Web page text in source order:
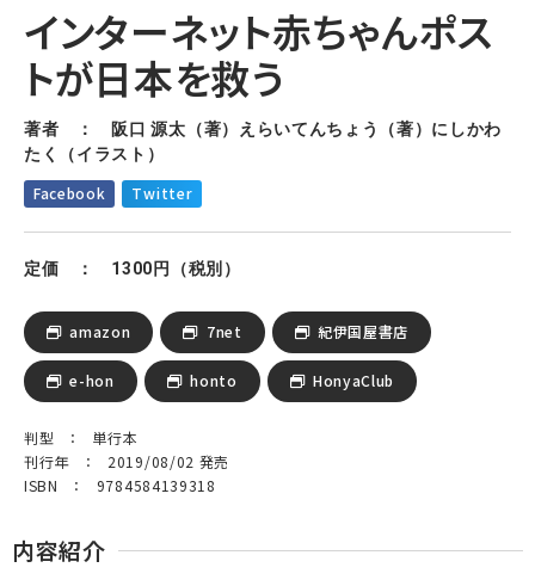
インターネット赤ちゃんポス
トが日本を救う
著者 ： 阪口 源太（著）えらいてんちょう（著）にしかわ
たく（イラスト）
Facebook Twitter
定価 ： 1300円（税別）
amazon 7net 紀伊国屋書店
e-hon honto HonyaClub
判型 ： 単行本
刊行年 ： 2019/08/02 発売
ISBN ： 9784584139318
内容紹介